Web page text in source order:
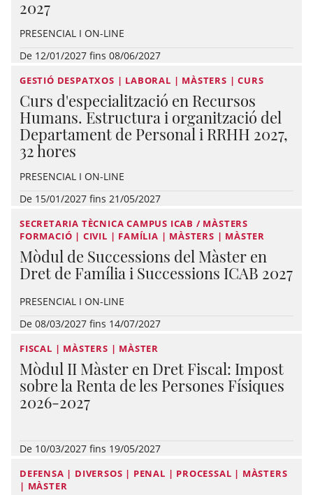
2027
PRESENCIAL I ON-LINE
De 12/01/2027 fins 08/06/2027
GESTIÓ DESPATXOS | LABORAL | MÀSTERS | CURS
Curs d'especialització en Recursos
Humans. Estructura i organització del
Departament de Personal i RRHH 2027,
32 hores
PRESENCIAL I ON-LINE
De 15/01/2027 fins 21/05/2027
SECRETARIA TÈCNICA CAMPUS ICAB / MÀSTERS
FORMACIÓ | CIVIL | FAMÍLIA | MÀSTERS | MÀSTER
Mòdul de Successions del Màster en
Dret de Família i Successions ICAB 2027
PRESENCIAL I ON-LINE
De 08/03/2027 fins 14/07/2027
FISCAL | MÀSTERS | MÀSTER
Mòdul II Màster en Dret Fiscal: Impost
sobre la Renta de les Persones Físiques
2026-2027
De 10/03/2027 fins 19/05/2027
DEFENSA | DIVERSOS | PENAL | PROCESSAL | MÀSTERS
| MÀSTER